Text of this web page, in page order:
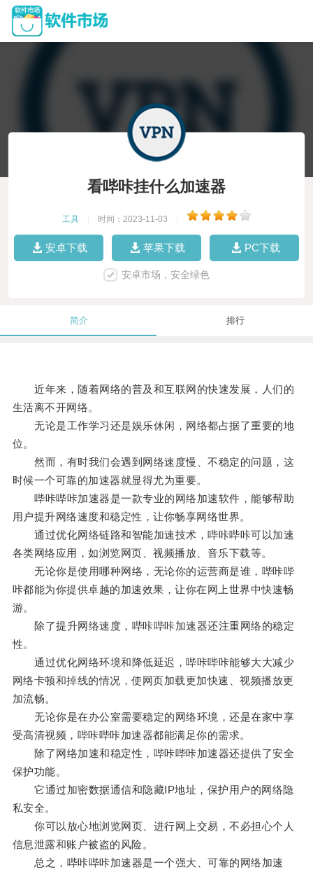
看哔咔挂什么加速器
工具 时间：2023-11-03
安卓下载 苹果下载 PC下载
安卓市场，安全绿色
简介 排行
近年来，随着网络的普及和互联网的快速发展，人们的
生活离不开网络。
无论是工作学习还是娱乐休闲，网络都占据了重要的地
位。
然而，有时我们会遇到网络速度慢、不稳定的问题，这
时候一个可靠的加速器就显得尤为重要。
哔咔哔咔加速器是一款专业的网络加速软件，能够帮助
用户提升网络速度和稳定性，让你畅享网络世界。
通过优化网络链路和智能加速技术，哔咔哔咔可以加速
各类网络应用，如浏览网页、视频播放、音乐下载等。
无论你是使用哪种网络，无论你的运营商是谁，哔咔哔
咔都能为你提供卓越的加速效果，让你在网上世界中快速畅
游。
除了提升网络速度，哔咔哔咔加速器还注重网络的稳定
性。
通过优化网络环境和降低延迟，哔咔哔咔能够大大减少
网络卡顿和掉线的情况，使网页加载更加快速、视频播放更
加流畅。
无论你是在办公室需要稳定的网络环境，还是在家中享
受高清视频，哔咔哔咔加速器都能满足你的需求。
除了网络加速和稳定性，哔咔哔咔加速器还提供了安全
保护功能。
它通过加密数据通信和隐藏IP地址，保护用户的网络隐
私安全。
你可以放心地浏览网页、进行网上交易，不必担心个人
信息泄露和账户被盗的风险。
总之，哔咔哔咔加速器是一个强大、可靠的网络加速